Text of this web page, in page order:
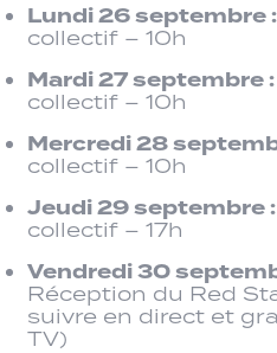
Lundi 26 septembre :
collectif – 10h
Mardi 27 septembre :
collectif – 10h
Mercredi 28
collectif – 10h
Jeudi 29 septembre :
collectif – 17h
Vendredi 30
Réception du Red
suivre en direct et
TV)